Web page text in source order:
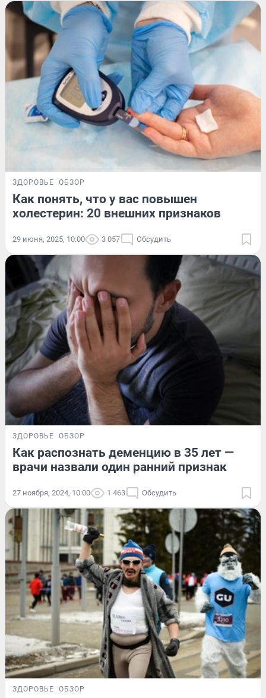
ЗДОРОВЬЕ ОБЗОР
Как понять, что у вас повышен
холестерин: 20 внешних признаков
29 июня, 2025, 10:00 3 057 Обсудить
ЗДОРОВЬЕ ОБЗОР
Как распознать деменцию в 35 лет —
врачи назвали один ранний признак
27 ноября, 2024, 10:00 1 463 Обсудить
ЗДОРОВЬЕ ОБЗОР